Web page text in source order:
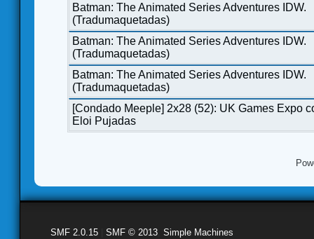
Batman: The Animated Series Adventures IDW.
(Tradumaquetadas)
Batman: The Animated Series Adventures IDW.
(Tradumaquetadas)
Batman: The Animated Series Adventures IDW.
(Tradumaquetadas)
[Condado Meeple] 2x28 (52): UK Games Expo
Eloi Pujadas
SMF 2.0.15 SMF © 2013 Simple Machines